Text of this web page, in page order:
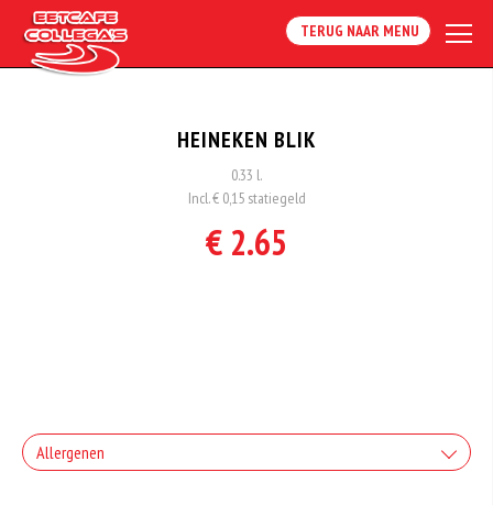
TERUG NAAR MENU
HEINEKEN BLIK
0.33 l.
Incl. € 0,15 statiegeld
€ 2.65
Allergenen